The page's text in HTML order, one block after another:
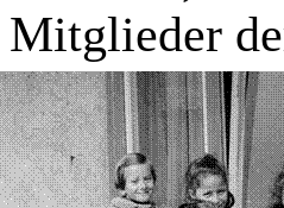
Mitglieder